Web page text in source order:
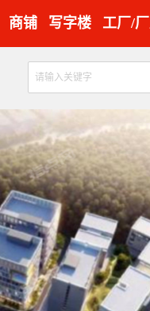
商铺 写字楼 工厂/